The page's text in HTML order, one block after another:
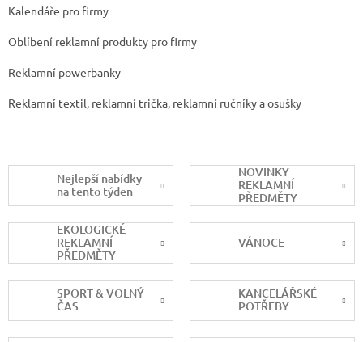
Kalendáře pro firmy
Oblíbení reklamní produkty pro firmy
Reklamní powerbanky
Reklamní textil, reklamní trička, reklamní ručníky a osušky
Nejlepší nabídky
na tento týden
NOVINKY
REKLAMNÍ
PŘEDMĚTY
EKOLOGICKÉ
REKLAMNÍ
PŘEDMĚTY
VÁNOCE
SPORT & VOLNÝ
ČAS
KANCELÁŘSKÉ
POTŘEBY